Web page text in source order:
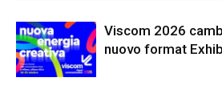
Viscom 2026
nuovo format